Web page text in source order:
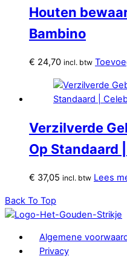
Houten
Bambino
€ 24,70 incl. btw
Verzilverde
Op Standaard
€ 37,05 incl. btw Lees
Back To Top
Algemene
Privacy